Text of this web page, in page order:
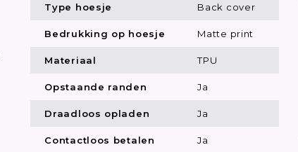
Type hoesje Back cover
Bedrukking op hoesje Matte print
Materiaal TPU
Opstaande randen Ja
Draadloos opladen Ja
Contactloos betalen Ja